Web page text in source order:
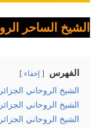
الشيخ الساحر
الفهرس إخفاء
الشيخ الروحاني
الشيخ الروحاني
الشيخ الروحاني